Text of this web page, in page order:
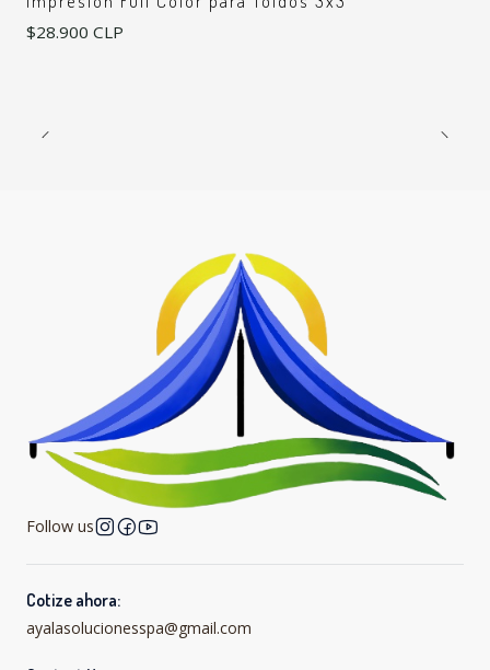
$28.900 CLP
Follow us
Cotize ahora:
ayalasolucionesspa@gmail.com